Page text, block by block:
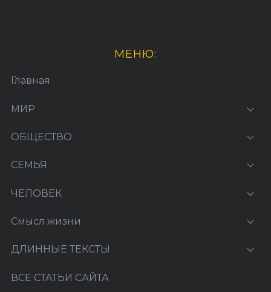
МЕНЮ:
Главная
МИР
ОБЩЕСТВО
СЕМЬЯ
ЧЕЛОВЕК
Смысл жизни
ДЛИННЫЕ ТЕКСТЫ
ВСЕ СТАТЬИ САЙТА